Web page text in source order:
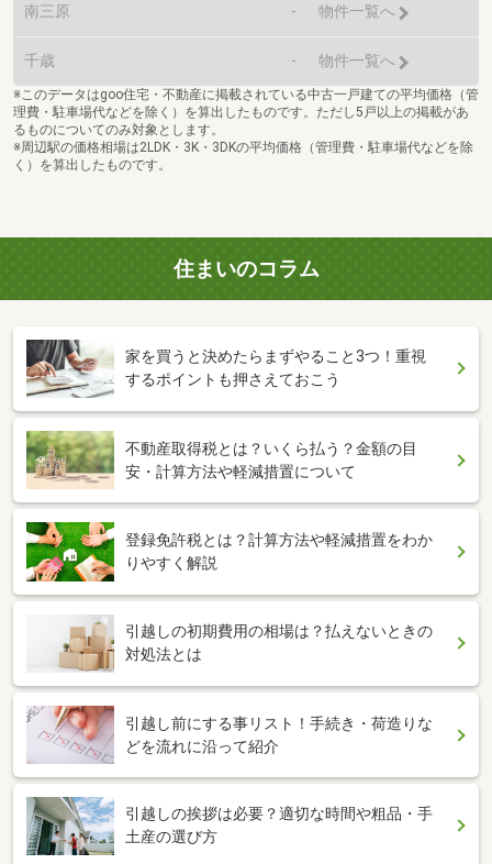
南三原 - 物件一覧へ
千歳 - 物件一覧へ
※このデータはgoo住宅・不動産に掲載されている中古一戸建ての平均価格（管
理費・駐車場代などを除く）を算出したものです。ただし5戸以上の掲載があ
るものについてのみ対象とします。
※周辺駅の価格相場は2LDK・3K・3DKの平均価格（管理費・駐車場代などを除
く）を算出したものです。
住まいのコラム
家を買うと決めたらまずやること3つ！重視
するポイントも押さえておこう
不動産取得税とは？いくら払う？金額の目
安・計算方法や軽減措置について
登録免許税とは？計算方法や軽減措置をわか
りやすく解説
引越しの初期費用の相場は？払えないときの
対処法とは
引越し前にする事リスト！手続き・荷造りな
どを流れに沿って紹介
引越しの挨拶は必要？適切な時間や粗品・手
土産の選び方